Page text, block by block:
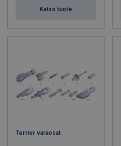
Katso tuote
Terrier varaosat